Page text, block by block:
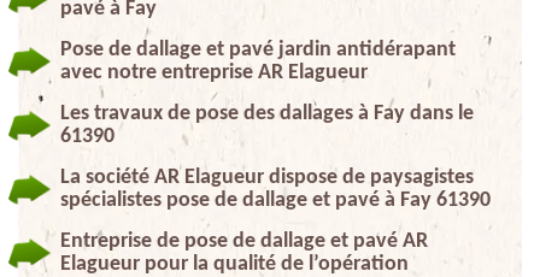
pavé à Fay
Pose de dallage et pavé jardin antidérapant
avec notre entreprise AR Elagueur
Les travaux de pose des dallages à Fay dans le
61390
La société AR Elagueur dispose de paysagistes
spécialistes pose de dallage et pavé à Fay 61390
Entreprise de pose de dallage et pavé AR
Elagueur pour la qualité de l’opération